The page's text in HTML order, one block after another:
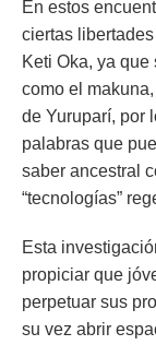
En estos
ciertas
Keti Oka, ya
como el
de Yuruparí, por
palabras que
saber ancestral
“tecnologías”
Esta
propiciar que
perpetuar sus
su vez abrir